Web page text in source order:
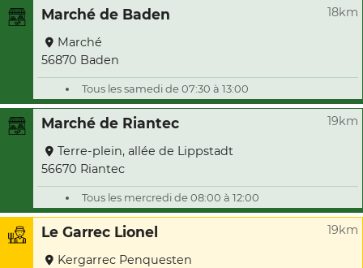
Marché de Baden 18km
Marché
56870 Baden
Tous les samedi de 07:30 à 13:00
Marché de Riantec 19km
Terre-plein, allée de Lippstadt
56670 Riantec
Tous les mercredi de 08:00 à 12:00
Le Garrec Lionel 19km
Kergarrec Penquesten